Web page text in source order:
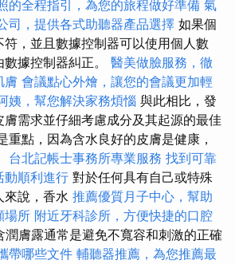
的全程指引，為您的旅程做好準備 氣
司，提供各式助聽器產品選擇 如果個
符，並且數據控制器可以使用個人數
據控制器糾正。 醫美做臉服務，徹
膚 會議點心外燴，讓您的會議更加輕
姨，幫您解決家務煩惱 與此相比，發
需求並仔細考慮成分及其起源的最佳
重點，因為含水良好的皮膚是健康，
台北記帳士事務所專業服務 找到可靠
動順利進行 對於任何具有自己或特殊
來說，香水 推薦優質月子中心，幫助
場所 附近牙科診所，方便快捷的口腔
潤膚露通常是避免不寬容和刺激的正確
帶哪些文件 輔聽器推薦，為您推薦最